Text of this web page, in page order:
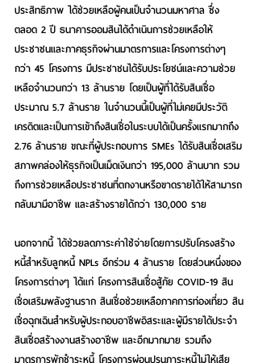
ประสิทธิภาพ ได้ช่วยเหลือผู้คนเป็นจำนวนมหาศาล ซึ่ง
ตลอด 2 ปี ธนาคารออมสินได้ดำเนินการช่วยเหลือให้
ประชาชนและภาคธุรกิจผ่านมาตรการและโครงการต่างๆ
กว่า 45 โครงการ มีประชาชนได้รับประโยชน์และความช่วย
เหลือจำนวนกว่า 13 ล้านราย โดยเป็นผู้ที่ได้รับสินเชื่อ
ประมาณ 5.7 ล้านราย ในจำนวนนี้เป็นผู้ที่ไม่เคยมีประวัติ
เครดิตและเป็นการเข้าถึงสินเชื่อในระบบได้เป็นครั้งแรกมากถึง
2.76 ล้านราย ขณะที่ผู้ประกอบการ SMEs ได้รับสินเชื่อเสริม
สภาพคล่องให้ธุรกิจเป็นเม็ดเงินกว่า 195,000 ล้านบาท รวม
ถึงการช่วยเหลือประชาชนที่ตกงานหรือขาดรายได้ให้สามารถ
กลับมามีอาชีพ และสร้างรายได้กว่า 130,000 ราย
นอกจากนี้ ได้ช่วยลดภาระค่าใช้จ่ายโดยการปรับโครงสร้าง
หนี้สำหรับลูกหนี้ NPLs อีกร่วม 4 ล้านราย โดยส่วนหนึ่งของ
โครงการต่างๆ ได้แก่ โครงการสินเชื่อสู้ภัย COVID-19 สิน
เชื่อเสริมพลังฐานราก สินเชื่อช่วยเหลือภาคการท่องเที่ยว สิน
เชื่อฉุกเฉินสำหรับผู้ประกอบอาชีพอิสระและผู้มีรายได้ประจำ
สินเชื่อสร้างงานสร้างอาชีพ และอีกมากมาย รวมถึง
มาตรการพักชำระหนี้ โครงการผ่อนปรนภาระหนี้ไม่ให้เสีย